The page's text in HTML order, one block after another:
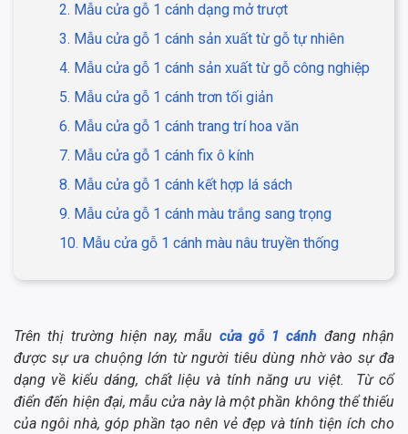
2. Mẫu cửa gỗ 1 cánh dạng mở trượt
3. Mẫu cửa gỗ 1 cánh sản xuất từ gỗ tự nhiên
4. Mẫu cửa gỗ 1 cánh sản xuất từ gỗ công nghiệp
5. Mẫu cửa gỗ 1 cánh trơn tối giản
6. Mẫu cửa gỗ 1 cánh trang trí hoa văn
7. Mẫu cửa gỗ 1 cánh fix ô kính
8. Mẫu cửa gỗ 1 cánh kết hợp lá sách
9. Mẫu cửa gỗ 1 cánh màu trắng sang trọng
10. Mẫu cửa gỗ 1 cánh màu nâu truyền thống
Trên thị trường hiện nay, mẫu cửa gỗ 1 cánh đang nhận
được sự ưa chuộng lớn từ người tiêu dùng nhờ vào sự đa
dạng về kiểu dáng, chất liệu và tính năng ưu việt. Từ cổ
điển đến hiện đại, mẫu cửa này là một phần không thể thiếu
của ngôi nhà, góp phần tạo nên vẻ đẹp và tính tiện ích cho